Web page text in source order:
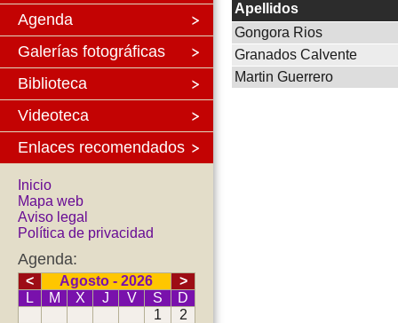
Agenda
Galerías fotográficas
Biblioteca
Videoteca
Enlaces recomendados
Inicio
Mapa web
Aviso legal
Política de privacidad
Agenda:
< Agosto - 2026
>
L
M X J V S
D
1
2
Apellidos
Gongora Rios
Granados Calvente
Martin Guerrero